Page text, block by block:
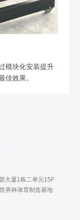
模块化安装提升
佳效果。
大厦1栋二单元15F
界杯体育制造基地